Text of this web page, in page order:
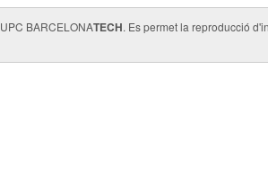
UPC BARCELONATECH. Es permet la reproducció